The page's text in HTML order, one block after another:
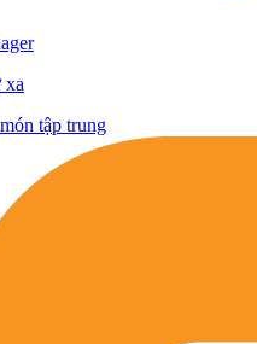
xa
tập trung